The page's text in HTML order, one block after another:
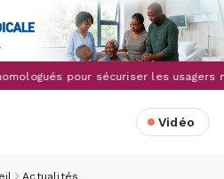
pour sécuriser les usagers
Vidéo